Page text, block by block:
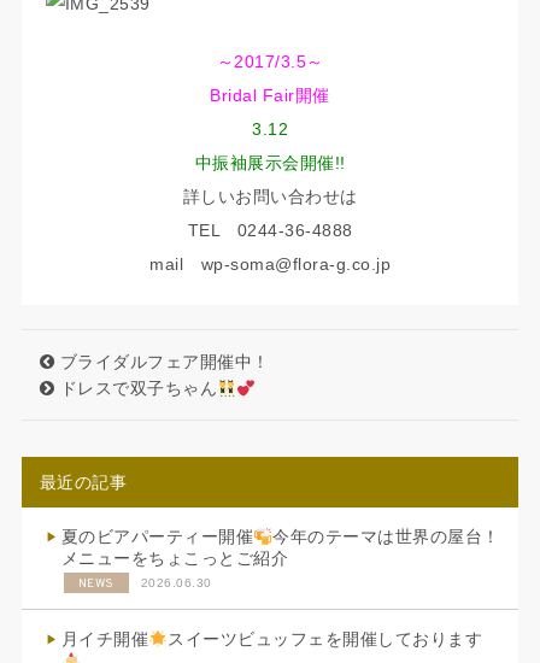
～2017/3.5～
Bridal Fair開催
3.12
中振袖展示会開催!!
詳しいお問い合わせは
TEL 0244-36-4888
mail wp-soma@flora-g.co.jp
ブライダルフェア開催中！
ドレスで双子ちゃん
最近の記事
夏のビアパーティー開催
今年のテーマは世界の屋台！
メニューをちょこっとご紹介
NEWS 2026.06.30
月イチ開催 スイーツビュッフェを開催しております